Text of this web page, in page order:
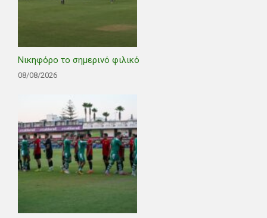
Νικηφόρο το σημερινό φιλικό
08/08/2026